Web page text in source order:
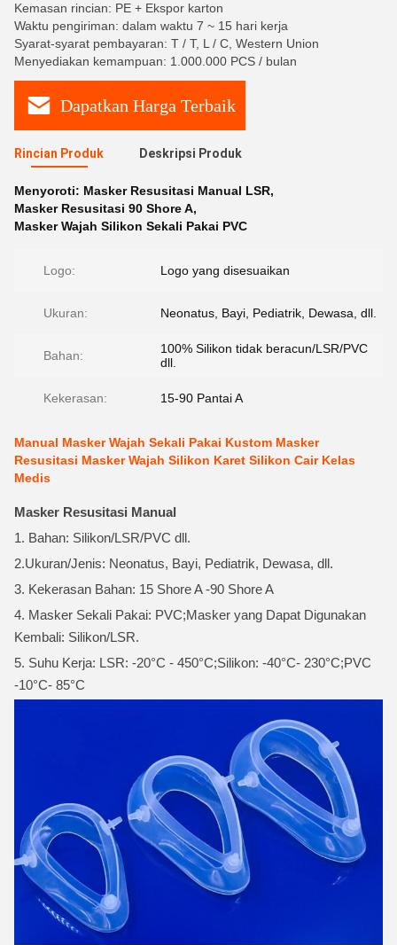
Kemasan rincian: PE + Ekspor karton
Waktu pengiriman: dalam waktu 7 ~ 15 hari kerja
Syarat-syarat pembayaran: T / T, L / C, Western Union
Menyediakan kemampuan: 1.000.000 PCS / bulan
Dapatkan Harga Terbaik
Rincian Produk Deskripsi Produk
Menyoroti: Masker Resusitasi Manual LSR,
Masker Resusitasi 90 Shore A,
Masker Wajah Silikon Sekali Pakai PVC
Logo: Logo yang disesuaikan
Ukuran: Neonatus, Bayi, Pediatrik, Dewasa, dll.
Bahan:
100% Silikon tidak beracun/LSR/PVC
dll.
Kekerasan: 15-90 Pantai A
Manual Masker Wajah Sekali Pakai Kustom Masker
Resusitasi Masker Wajah Silikon Karet Silikon Cair Kelas
Medis
Masker Resusitasi Manual
1. Bahan: Silikon/LSR/PVC dll.
2.Ukuran/Jenis: Neonatus, Bayi, Pediatrik, Dewasa, dll.
3. Kekerasan Bahan: 15 Shore A -90 Shore A
4. Masker Sekali Pakai: PVC;Masker yang Dapat Digunakan
Kembali: Silikon/LSR.
5. Suhu Kerja: LSR: -20°C - 450°C;Silikon: -40°C- 230°C;PVC
-10°C- 85°C